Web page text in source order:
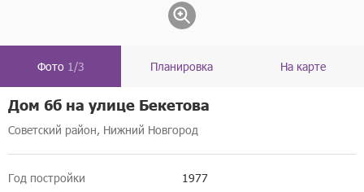
Фото 1/3 Планировка На карте
Дом 6б на улице Бекетова
Советский район, Нижний Новгород
Год постройки
1977